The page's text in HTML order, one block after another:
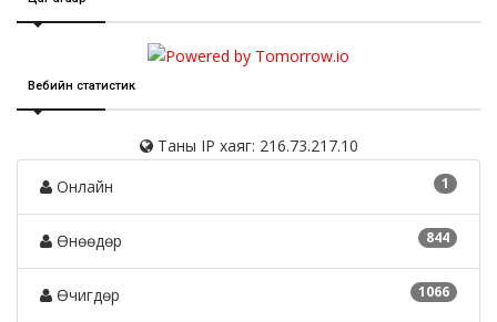
Вебийн статистик
Таны IP хаяг: 216.73.217.10
1
Онлайн
844
Өнөөдөр
1066
Өчигдөр